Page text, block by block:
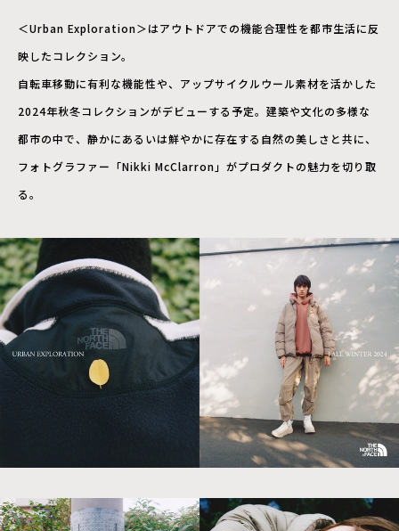
＜Urban Exploration＞はアウトドアでの機能合理性を都市生活に反
映したコレクション。
自転車移動に有利な機能性や、アップサイクルウール素材を活かした
2024年秋冬コレクションがデビューする予定。建築や文化の多様な
都市の中で、静かにあるいは鮮やかに存在する自然の美しさと共に、
フォトグラファー「Nikki McClarron」がプロダクトの魅力を切り取
る。